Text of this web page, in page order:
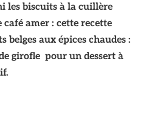
les biscuits à la cuillère
café amer : cette recette
belges aux épices chaudes :
girofle pour un dessert à